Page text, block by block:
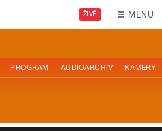
ŽIVĚ MENU
PROGRAM AUDIOARCHIV KAMERY